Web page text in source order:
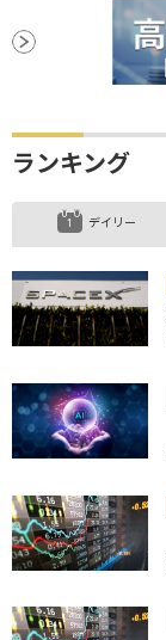
ランキング
デイリー